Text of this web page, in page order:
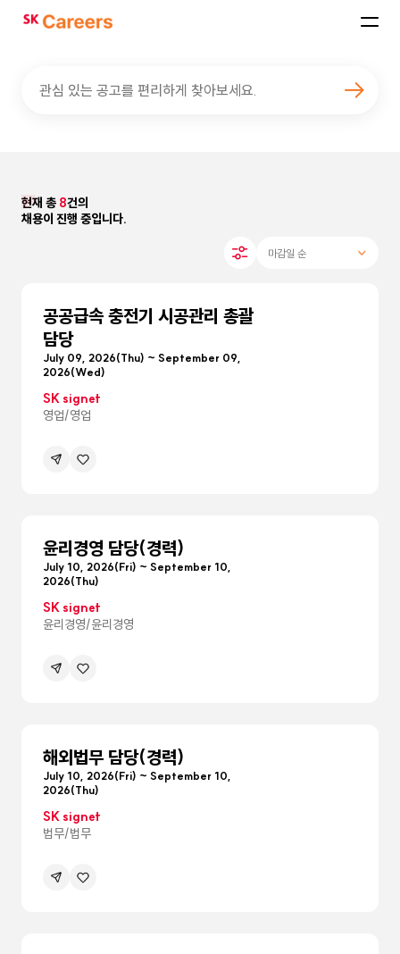
SK
관심 있는 공고를 편리하게 찾아보세요.
현재 총 8건의
채용이 진행 중입니다.
공공급속 충전기 시공관리 총괄
담당
July 09, 2026(Thu) ~ September 09,
2026(Wed)
SK signet
영업/영업
공유하기관심공고등록
윤리경영 담당(경력)
July 10, 2026(Fri) ~ September 10,
2026(Thu)
SK signet
윤리경영/윤리경영
공유하기관심공고등록
해외법무 담당(경력)
July 10, 2026(Fri) ~ September 10,
2026(Thu)
SK signet
법무/법무
공유하기관심공고등록